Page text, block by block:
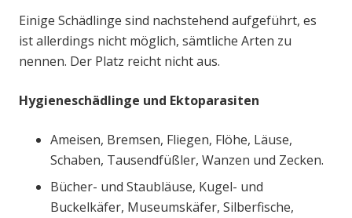
Einige Schädlinge sind nachstehend aufgeführt, es
ist allerdings nicht möglich, sämtliche Arten zu
nennen. Der Platz reicht nicht aus.
Hygieneschädlinge und Ektoparasiten
Ameisen, Bremsen, Fliegen, Flöhe, Läuse,
Schaben, Tausendfüßler, Wanzen und Zecken.
Bücher- und Staubläuse, Kugel- und
Buckelkäfer, Museumskäfer, Silberfische,